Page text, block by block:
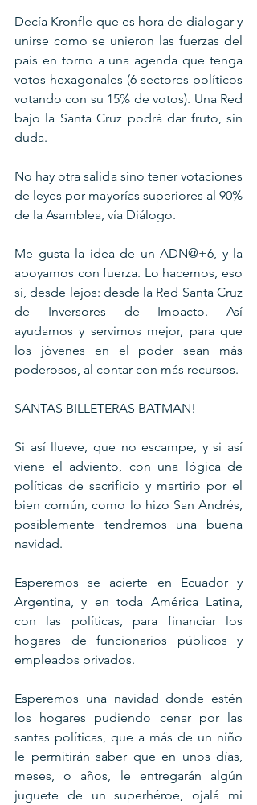
Decía Kronfle que es hora de dialogar y
unirse como se unieron las fuerzas del
país en torno a una agenda que tenga
votos hexagonales (6 sectores políticos
votando con su 15% de votos). Una Red
bajo la Santa Cruz podrá dar fruto, sin
duda.
No hay otra salida sino tener votaciones
de leyes por mayorías superiores al 90%
de la Asamblea, vía Diálogo.
Me gusta la idea de un ADN@+6, y la
apoyamos con fuerza. Lo hacemos, eso
sí, desde lejos: desde la Red Santa Cruz
de Inversores de Impacto. Así
ayudamos y servimos mejor, para que
los jóvenes en el poder sean más
poderosos, al contar con más recursos.
SANTAS BILLETERAS BATMAN!
Si así llueve, que no escampe, y si así
viene el adviento, con una lógica de
políticas de sacrificio y martirio por el
bien común, como lo hizo San Andrés,
posiblemente tendremos una buena
navidad.
Esperemos se acierte en Ecuador y
Argentina, y en toda América Latina,
con las políticas, para financiar los
hogares de funcionarios públicos y
empleados privados.
Esperemos una navidad donde estén
los hogares pudiendo cenar por las
santas políticas, que a más de un niño
le permitirán saber que en unos días,
meses, o años, le entregarán algún
juguete de un superhéroe, ojalá mi